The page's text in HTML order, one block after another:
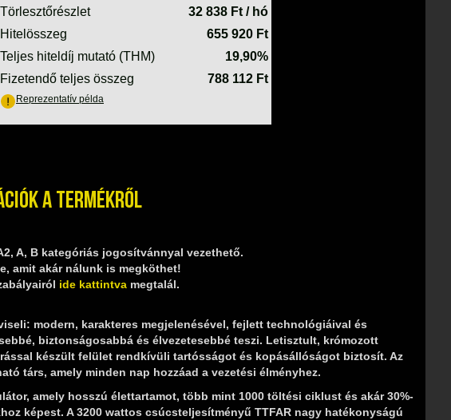
a termékről
A, B kategóriás jogosítvánnyal vezethető.
amit akár nálunk is megköthet!
ide kattintvamegtalál.
modern, karakteres megjelenésével, fejlett technológiáival és
biztonságosabbá és élvezetesebbé teszi. Letisztult, krómozott
készült felület rendkívüli tartósságot és kopásállóságot biztosít. Az
társ, amely minden nap hozzáad a vezetési élményhez.
amely hosszú élettartamot, több mint 1000 töltési ciklust és akár 30%-
képest. A 3200 wattos csúcsteljesítményű TTFAR nagy hatékonyságú